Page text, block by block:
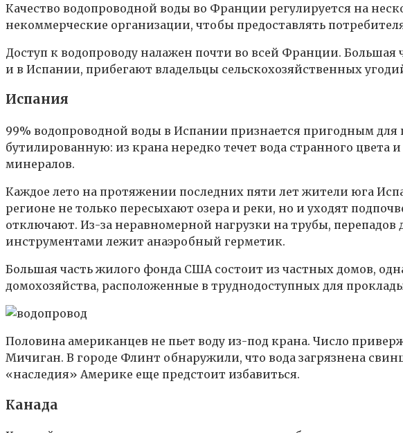
Качество водопроводной воды во Франции регулируется на
некоммерческие организации, чтобы предоставлять
Доступ к водопроводу налажен почти во всей Франции.
и в Испании, прибегают владельцы сельскохозяйственных
Испания
99% водопроводной воды в Испании признается пригодным
бутилированную: из крана нередко течет вода странного
минералов.
Каждое лето на протяжении последних пяти лет жители юга
регионе не только пересыхают озера и реки, но и уходят
отключают. Из-за неравномерной нагрузки на трубы,
инструментами лежит анаэробный герметик.
Большая часть жилого фонда США состоит из частных домов,
домохозяйства, расположенные в труднодоступных для
Половина американцев не пьет воду из-под крана. Число
Мичиган. В городе Флинт обнаружили, что вода загрязнена
«наследия» Америке еще предстоит избавиться.
Канада